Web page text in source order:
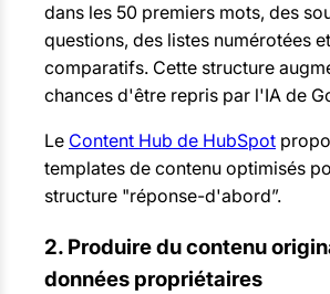
dans les 50 premiers mots, des
questions, des listes numérotées
comparatifs. Cette structure
chances d'être repris par l'IA de
Le Content Hub de HubSpot
templates de contenu optimisés
structure "réponse-d'abord”.
2. Produire du contenu
données propriétaires